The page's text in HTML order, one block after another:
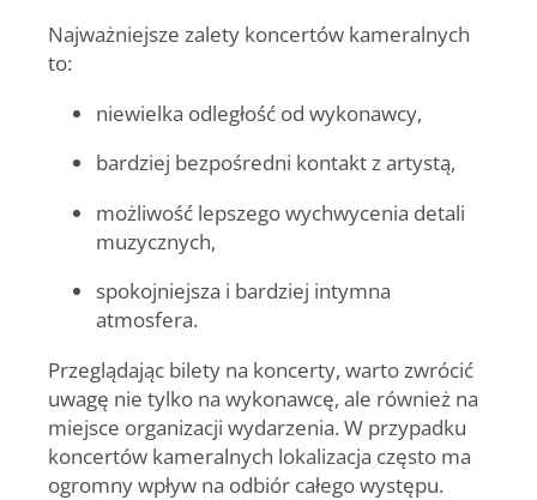
Najważniejsze zalety koncertów kameralnych
to:
niewielka odległość od wykonawcy,
bardziej bezpośredni kontakt z artystą,
możliwość lepszego wychwycenia detali
muzycznych,
spokojniejsza i bardziej intymna
atmosfera.
Przeglądając bilety na koncerty, warto zwrócić
uwagę nie tylko na wykonawcę, ale również na
miejsce organizacji wydarzenia. W przypadku
koncertów kameralnych lokalizacja często ma
ogromny wpływ na odbiór całego występu.